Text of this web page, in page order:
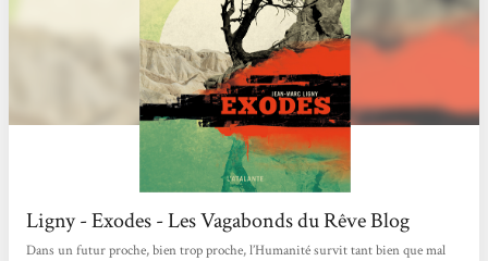
Ligny - Exodes - Les Vagabonds du Rêve Blog
Dans un futur proche, bien trop proche, l’Humanité survit tant bien que mal